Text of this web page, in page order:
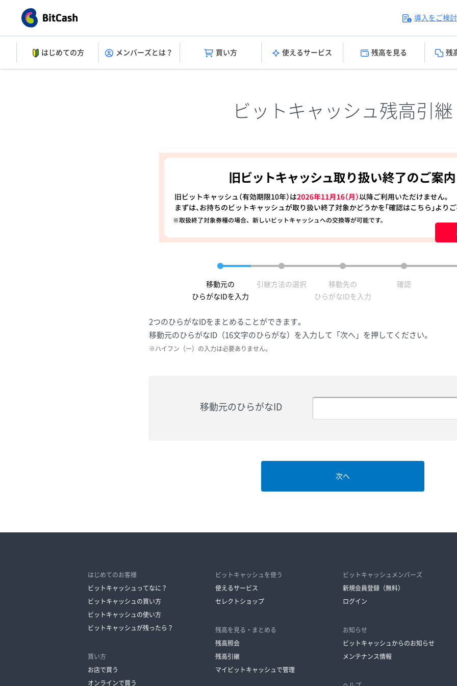
導入をご検
はじめての方 メンバーズとは？ 買い方 使えるサービス 残高を見る 残
ビットキャッシュ残高引継
移動元の
ひらがなIDを入力
引継方法の選択
移動先の
ひらがなIDを入力
確認
2つのひらがなIDをまとめることができます。
移動元のひらがなID（16文字のひらがな）を入力して「次へ」を押してください。
※ハイフン（ー）の入力は必要ありません。
移動元のひらがなID
はじめてのお客様
ビットキャッシュってなに？
ビットキャッシュの買い方
ビットキャッシュの使い方
ビットキャッシュが残ったら？
買い方
お店で買う
オンラインで買う
ビットキャッシュを使う
使えるサービス
セレクトショップ
残高を見る・まとめる
残高照会
残高引継
マイビットキャッシュで管理
ビットキャッシュメンバーズ
新規会員登録（無料）
ログイン
お知らせ
ビットキャッシュからのお知らせ
メンテナンス情報